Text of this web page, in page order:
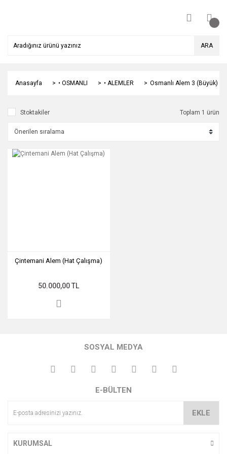
ARA
Anasayfa • OSMANLI • ALEMLER Osmanlı Alem 3 (Büyük)
Stoktakiler Toplam 1 ürün
Çintemani Alem (Hat Çalışma)
50.000,00 TL
SOSYAL MEDYA
E-BÜLTEN
EKLE
KURUMSAL